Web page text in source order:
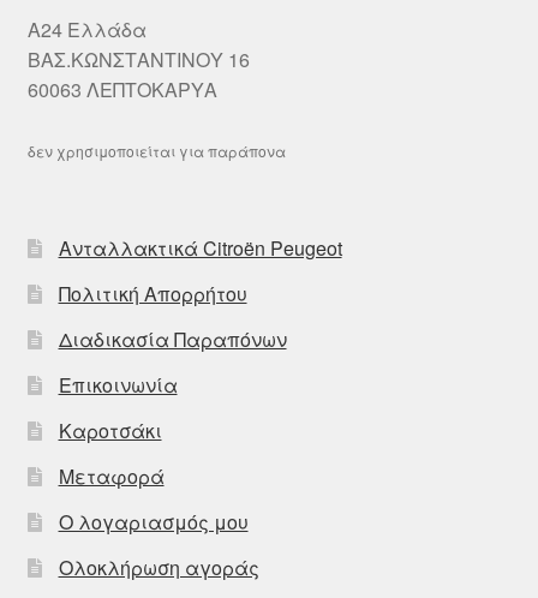
A24 Ελλάδα
ΒΑΣ.ΚΩΝΣΤΑΝΤΙΝΟΥ 16
60063 ΛΕΠΤΟΚΑΡΥΑ
δεν χρησιμοποιείται για παράπονα
Ανταλλακτικά Citroën Peugeot
Πολιτική Απορρήτου
Διαδικασία Παραπόνων
Επικοινωνία
Καροτσάκι
Μεταφορά
Ο λογαριασμός μου
Ολοκλήρωση αγοράς